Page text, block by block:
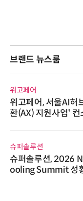
브랜드 뉴스룸
위고페어
위고페어, 서울AI허
환(AX) 지원사업' 컨
슈퍼솔루션
슈퍼솔루션, 2026
ooling Summit 성